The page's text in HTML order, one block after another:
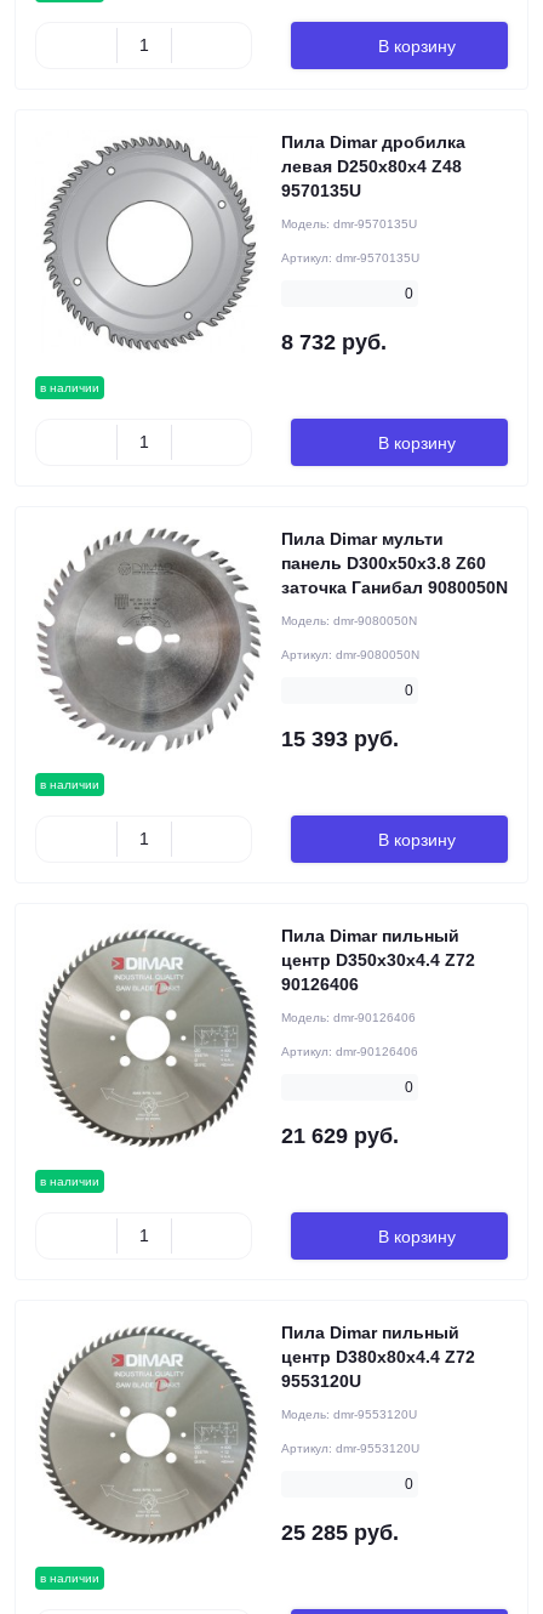
В корзину
в наличии
Пила Dimar дробилка
левая D250x80x4 Z48
9570135U
Модель: dmr-9570135U
Артикул: dmr-9570135U
0
8 732 руб.
В корзину
в наличии
Пила Dimar мульти
панель D300x50x3.8 Z60
заточка Ганибал 9080050N
Модель: dmr-9080050N
Артикул: dmr-9080050N
0
15 393 руб.
В корзину
в наличии
Пила Dimar пильный
центр D350x30x4.4 Z72
90126406
Модель: dmr-90126406
Артикул: dmr-90126406
0
21 629 руб.
В корзину
в наличии
Пила Dimar пильный
центр D380x80x4.4 Z72
9553120U
Модель: dmr-9553120U
Артикул: dmr-9553120U
0
25 285 руб.